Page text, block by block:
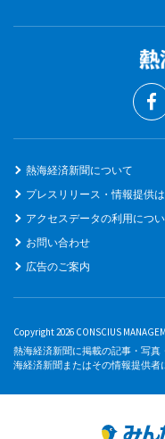
熱海経済新聞について
プレスリリース・情報提供
アクセスデータの利用につ
お問い合わせ
広告のご案内
Copyright 2026 CONSCIUS
熱海経済新聞に掲載の記事・写
海経済新聞またはその情報提供者